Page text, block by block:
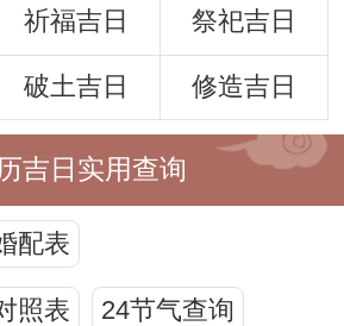
祈福吉日 祭祀吉日
破土吉日 修造吉日
吉日实用查询
配表
照表 24节气查询